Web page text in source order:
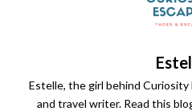
Estelle, the girl behind Curiosity
and travel writer. Read this